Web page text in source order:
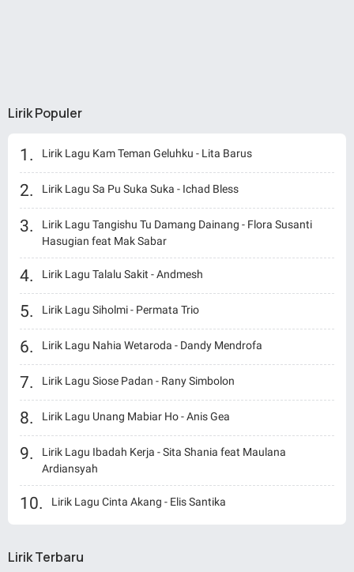
Lirik Populer
Lirik Lagu Kam Teman Geluhku - Lita Barus
Lirik Lagu Sa Pu Suka Suka - Ichad Bless
Lirik Lagu Tangishu Tu Damang Dainang - Flora Susanti
Hasugian feat Mak Sabar
Lirik Lagu Talalu Sakit - Andmesh
Lirik Lagu Siholmi - Permata Trio
Lirik Lagu Nahia Wetaroda - Dandy Mendrofa
Lirik Lagu Siose Padan - Rany Simbolon
Lirik Lagu Unang Mabiar Ho - Anis Gea
Lirik Lagu Ibadah Kerja - Sita Shania feat Maulana
Ardiansyah
Lirik Lagu Cinta Akang - Elis Santika
Lirik Terbaru